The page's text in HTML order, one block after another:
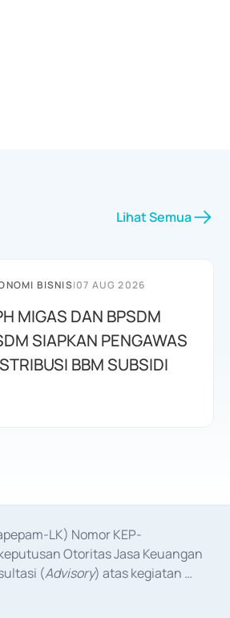
Lihat Semua
BISNIS|07 AUG 2026
MIGAS DAN BPSDM
SIAPKAN PENGAWAS
BBM SUBSIDI
LK) Nomor KEP-
Otoritas Jasa Keuangan
(Advisory) atas kegiatan